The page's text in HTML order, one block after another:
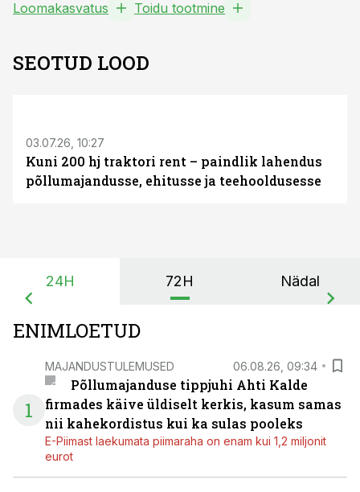
Loomakasvatus Toidu tootmine
SEOTUD LOOD
03.07.26, 10:27
Kuni 200 hj traktori rent – paindlik lahendus
põllumajandusse, ehitusse ja teehooldusesse
24H 72H Nädal
ENIMLOETUD
1
MAJANDUSTULEMUSED 06.08.26, 09:34
Põllumajanduse tippjuhi Ahti Kalde
firmades käive üldiselt kerkis, kasum samas
nii kahekordistus kui ka sulas pooleks
E-Piimast laekumata piimaraha on enam kui 1,2 miljonit
eurot